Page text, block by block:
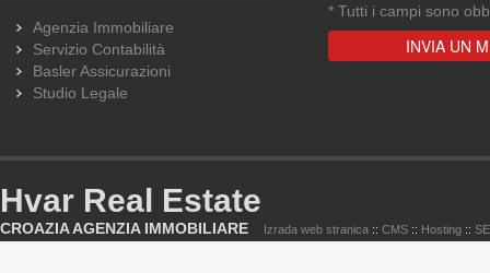
Agenzia Immobiliare
Servizio Contabilità
Basler Assicurazioni
Studio Legale
* Tutti i campi sono
Hvar Real Estate
CROAZIA AGENZIA IMMOBILIARE Izrada web stranica :: CMS :: Hosting ::